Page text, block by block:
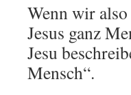
Wenn wir
Jesus ganz
Jesu
Mensch“.